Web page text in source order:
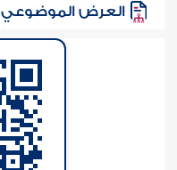
العرض الموضوعي